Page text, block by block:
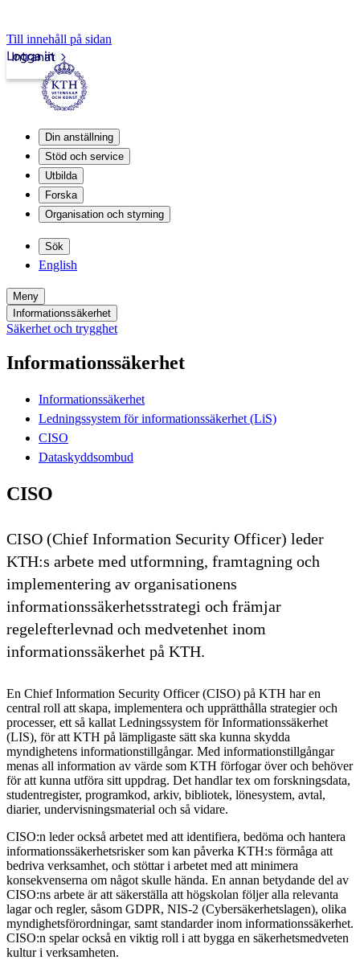
Till innehåll på sidan
Intranät
Logga in
Din anställning
Stöd och service
Utbilda
Forska
Organisation och styrning
Sök
English
Meny
Informationssäkerhet
Säkerhet och trygghet
Informationssäkerhet
Informationssäkerhet
Ledningssystem för informationssäkerhet (LiS)
CISO
Dataskyddsombud
CISO
CISO (Chief Information Security Officer) leder
KTH:s arbete med utformning, framtagning och
implementering av organisationens
informationssäkerhetsstrategi och främjar
regelefterlevnad och medvetenhet inom
informationssäkerhet på KTH.
En Chief Information Security Officer (CISO) på KTH har en
central roll att skapa, implementera och upprätthålla strategier och
processer, ett så kallat Ledningssystem för Informationssäkerhet
(LIS), för att KTH på lämpligaste sätt ska kunna skydda
myndighetens informationstillgångar. Med informationstillgångar
menas all information av värde som KTH förfogar över och behöver
för att kunna utföra sitt uppdrag. Det handlar tex om forskningsdata,
studentregister, programkod, arkiv, bibliotek, lönesystem, avtal,
diarier, undervisningsmaterial och så vidare.
CISO:n leder också arbetet med att identifiera, bedöma och hantera
informationssäkerhetsrisker som kan påverka KTH:s förmåga att
bedriva verksamhet, och stöttar i arbetet med att minimera
konsekvenserna om något skulle hända. En annan betydande del av
CISO:ns arbete är att säkerställa att högskolan följer alla relevanta
lagar och regler, såsom GDPR, NIS-2 (Cybersäkerhetslagen), olika
myndighetsförordningar, samt standarder inom informationssäkerhet.
CISO:n spelar också en viktig roll i att bygga en säkerhetsmedveten
kultur i verksamheten.